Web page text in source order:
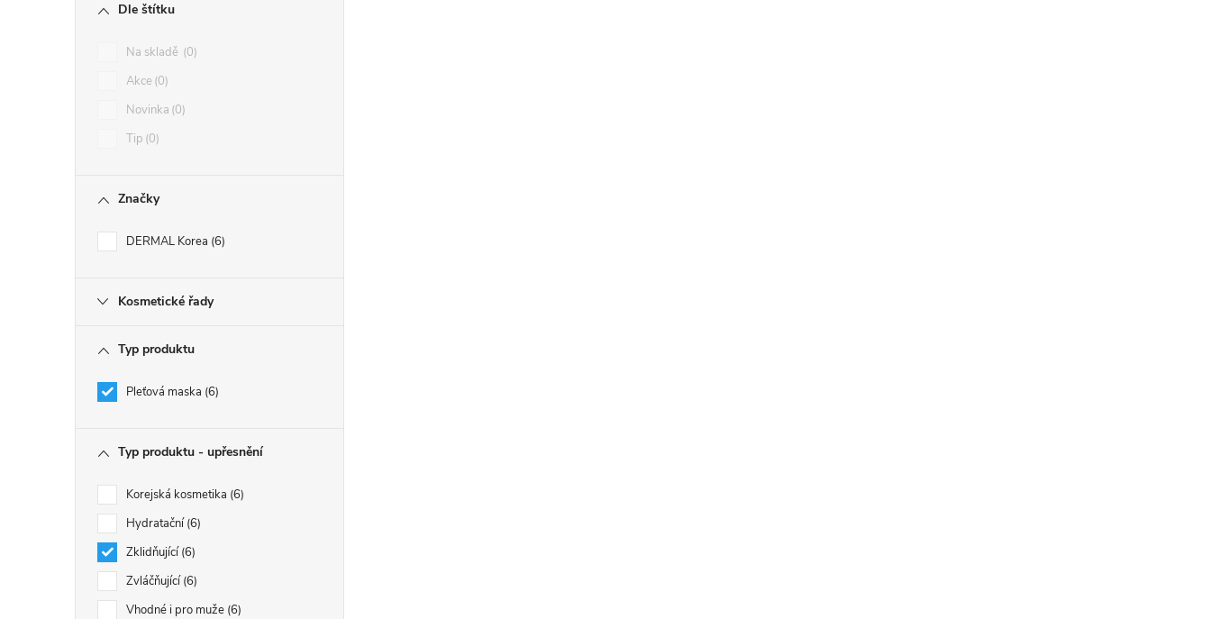
Dle štítku
Na skladě
0
Akce 0
Novinka 0
Tip 0
Značky
DERMAL Korea 6
Kosmetické řady
Typ produktu
Pleťová maska 6
Typ produktu - upřesnění
Korejská kosmetika 6
Hydratační 6
Zklidňující 6
Zvláčňující 6
Vhodné i pro muže 6